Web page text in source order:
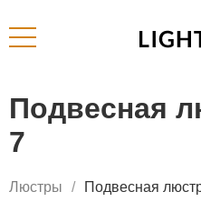
Подвесная
7
Люстры Подвесная